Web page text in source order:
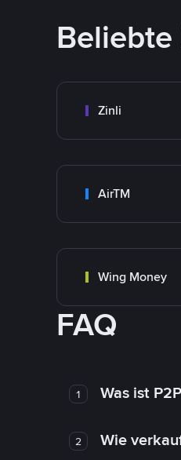
Zinli
AirTM
Wing Money
FAQ
1 Was ist
2 Wie